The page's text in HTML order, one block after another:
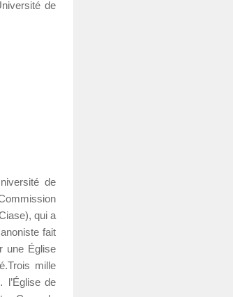
de
de
qui a
fait
une Église
mille
l’Église de